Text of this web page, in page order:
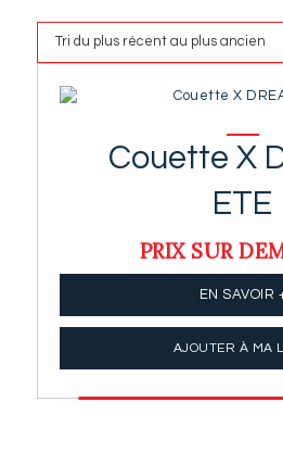
Couette X
ETE
PRIX SUR
EN SAVOIR
AJOUTER À MA